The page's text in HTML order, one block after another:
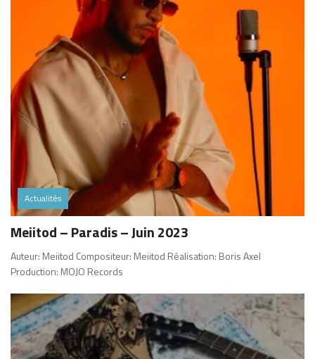
Actualités
Meiitod – Paradis – Juin 2023
Auteur: Meiitod Compositeur: Meiitod Réalisation: Boris Axel
Production: MOJO Records